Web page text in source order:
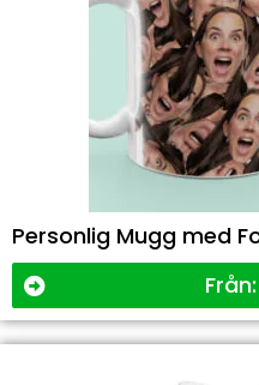
Personlig Mugg med
Från: